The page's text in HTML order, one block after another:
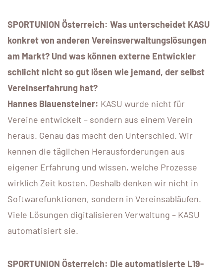
SPORTUNION Österreich: Was unterscheidet KASU
konkret von anderen Vereinsverwaltungslösungen
am Markt? Und was können externe Entwickler
schlicht nicht so gut lösen wie jemand, der selbst
Vereinserfahrung hat?
Hannes Blauensteiner: KASU wurde nicht für
Vereine entwickelt – sondern aus einem Verein
heraus. Genau das macht den Unterschied. Wir
kennen die täglichen Herausforderungen aus
eigener Erfahrung und wissen, welche Prozesse
wirklich Zeit kosten. Deshalb denken wir nicht in
Softwarefunktionen, sondern in Vereinsabläufen.
Viele Lösungen digitalisieren Verwaltung – KASU
automatisiert sie.
SPORTUNION Österreich: Die automatisierte L19-